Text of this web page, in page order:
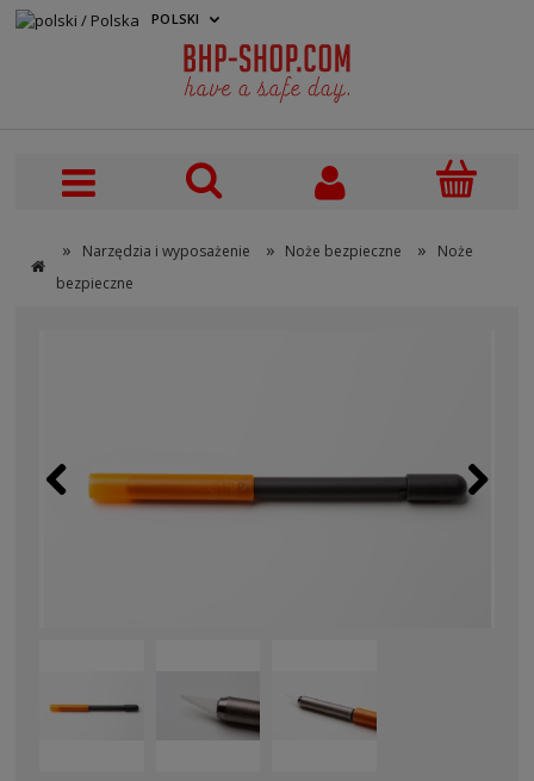
» Narzędzia i wyposażenie » Noże bezpieczne »
Noże
bezpieczne
POLSKI